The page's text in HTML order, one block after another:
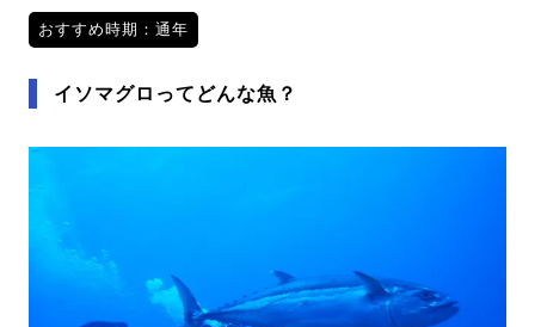
おすすめ時期：通年
イソマグロってどんな魚？